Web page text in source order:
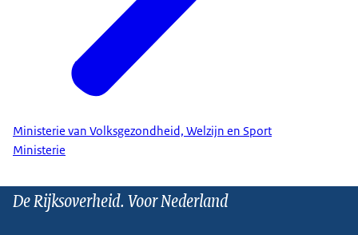
Ministerie van Volksgezondheid, Welzijn en Sport
Ministerie
De Rijksoverheid. Voor Nederland